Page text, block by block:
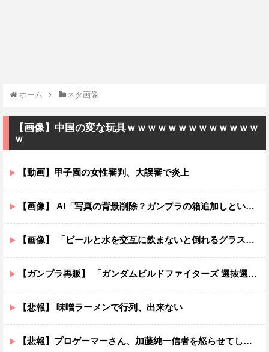
ホーム ネタ画像
【画像】中国の変な玩具ｗｗｗｗｗｗｗｗｗｗｗｗｗ
ｗ
【動画】甲子園の女性審判、大誤審で炎上
【画像】 AI「写真の背景削除？ガンプラの箱追加しといてあげよ????」
【画像】 「ビールと水を交互に飲まないと倒れるグラス」発売
【ガンプラ再販】 「ガンダムビルドファイターズ 選抜選挙」【本日投票開始】
【悲報】 味噌ラーメンで行列、出来ない
【悲報】プロゲーマーさん、加藤純一信者を怒らせてしまった結果、好き嫌い5位にwwwwwwww